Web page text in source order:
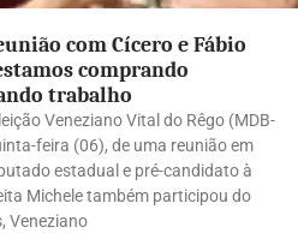
com Cícero e Fábio
comprando
trabalho
Veneziano Vital do Rêgo (MDB-
feira (06), de uma reunião em
estadual e pré-candidato à
Michele também participou do
Veneziano